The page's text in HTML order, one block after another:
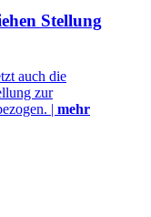
Stellung
auch die
zur
| mehr